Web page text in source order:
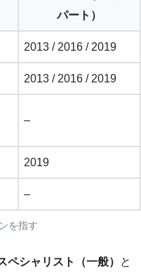
パート）
2013 / 2016 / 2019
2013 / 2016 / 2019
–
2019
–
を指す
ペシャリスト（一般）
と